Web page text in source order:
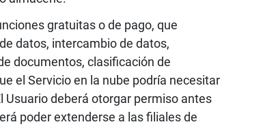
gratuitas o de pago, que
datos, intercambio de datos,
documentos, clasificación de
el Servicio en la nube podría necesitar
Usuario deberá otorgar permiso antes
poder extenderse a las filiales de